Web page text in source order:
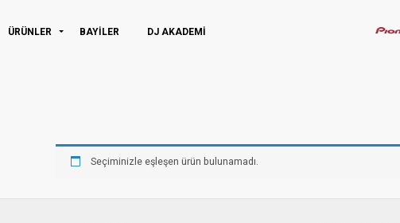
ÜRÜNLER BAYİLER
DJ AKADEMI
Seçiminizle eşleşen ürün bulunamadı.